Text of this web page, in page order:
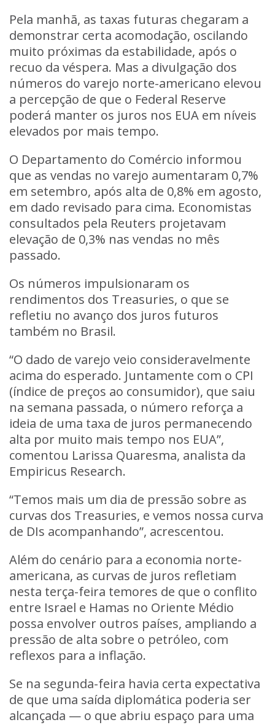
Pela manhã, as taxas futuras chegaram a
demonstrar certa acomodação, oscilando
muito próximas da estabilidade, após o
recuo da véspera. Mas a divulgação dos
números do varejo norte-americano elevou
a percepção de que o Federal Reserve
poderá manter os juros nos EUA em níveis
elevados por mais tempo.
O Departamento do Comércio informou
que as vendas no varejo aumentaram 0,7%
em setembro, após alta de 0,8% em agosto,
em dado revisado para cima. Economistas
consultados pela Reuters projetavam
elevação de 0,3% nas vendas no mês
passado.
Os números impulsionaram os
rendimentos dos Treasuries, o que se
refletiu no avanço dos juros futuros
também no Brasil.
“O dado de varejo veio consideravelmente
acima do esperado. Juntamente com o CPI
(índice de preços ao consumidor), que saiu
na semana passada, o número reforça a
ideia de uma taxa de juros permanecendo
alta por muito mais tempo nos EUA”,
comentou Larissa Quaresma, analista da
Empiricus Research.
“Temos mais um dia de pressão sobre as
curvas dos Treasuries, e vemos nossa curva
de DIs acompanhando”, acrescentou.
Além do cenário para a economia norte-
americana, as curvas de juros refletiam
nesta terça-feira temores de que o conflito
entre Israel e Hamas no Oriente Médio
possa envolver outros países, ampliando a
pressão de alta sobre o petróleo, com
reflexos para a inflação.
Se na segunda-feira havia certa expectativa
de que uma saída diplomática poderia ser
alcançada — o que abriu espaço para uma